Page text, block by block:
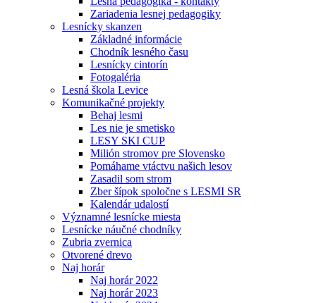
Zariadenia lesnej pedagogiky
Lesnícky skanzen
Základné informácie
Chodník lesného času
Lesnícky cintorín
Fotogaléria
Lesná škola Levice
Komunikačné projekty
Behaj lesmi
Les nie je smetisko
LESY SKI CUP
Milión stromov pre Slovensko
Pomáhame vtáctvu našich lesov
Zasadil som strom
Zber šípok spoločne s LESMI SR
Kalendár udalostí
Významné lesnícke miesta
Lesnícke náučné chodníky
Zubria zvernica
Otvorené drevo
Naj horár
Naj horár 2022
Naj horár 2023